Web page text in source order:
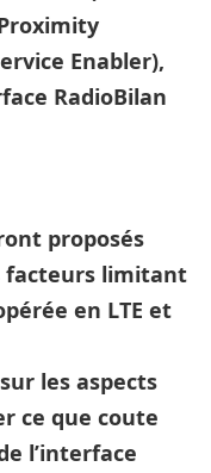
Enabler),
RadioBilan
proposés
facteurs limitant
en LTE et
les aspects
ce que coute
l’interface